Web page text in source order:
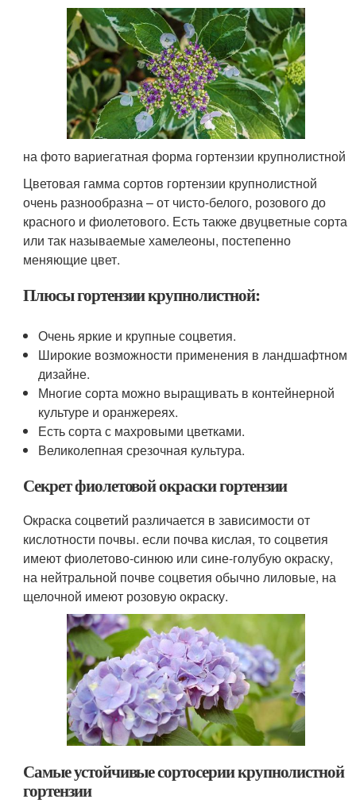
на фото вариегатная форма гортензии крупнолистной
Цветовая гамма сортов гортензии крупнолистной
очень разнообразна – от чисто-белого, розового до
красного и фиолетового. Есть также двуцветные сорта
или так называемые хамелеоны, постепенно
меняющие цвет.
Плюсы гортензии крупнолистной:
Очень яркие и крупные соцветия.
Широкие возможности применения в ландшафтном
дизайне.
Многие сорта можно выращивать в контейнерной
культуре и оранжереях.
Есть сорта с махровыми цветками.
Великолепная срезочная культура.
Секрет фиолетовой окраски гортензии
Окраска соцветий различается в зависимости от
кислотности почвы. если почва кислая, то соцветия
имеют фиолетово-синюю или сине-голубую окраску,
на нейтральной почве соцветия обычно лиловые, на
щелочной имеют розовую окраску.
Самые устойчивые сортосерии крупнолистной
гортензии